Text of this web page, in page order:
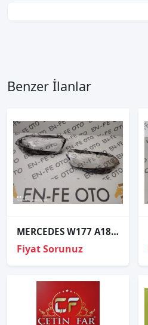
Benzer İlanlar
MERCEDES W177 A180 A200 SOL FAR CAMI SIFIR
Fiyat Sorunuz